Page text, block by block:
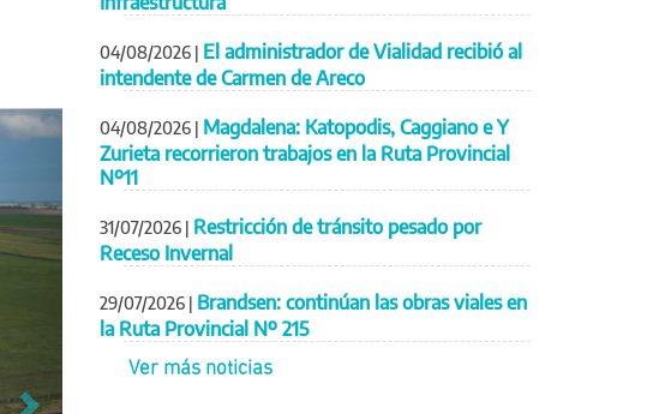
04/08/2026 | El administrador de Vialidad recibió al
intendente de Carmen de Areco
04/08/2026 | Magdalena: Katopodis, Caggiano e Y
Zurieta recorrieron trabajos en la Ruta Provincial
Nº11
31/07/2026 | Restricción de tránsito pesado por
Receso Invernal
29/07/2026 | Brandsen: continúan las obras viales en
la Ruta Provincial Nº 215
Ver más noticias